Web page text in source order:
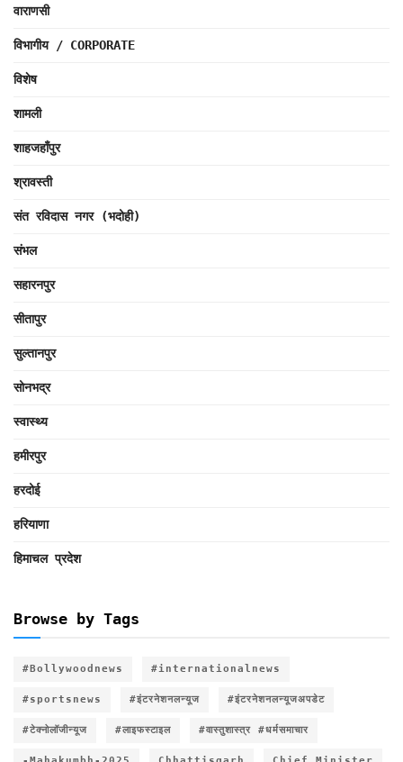
वाराणसी
विभागीय / CORPORATE
विशेष
शामली
शाहजहाँपुर
श्रावस्ती
संत रविदास नगर (भदोही)
संभल
सहारनपुर
सीतापुर
सुल्तानपुर
सोनभद्र
स्वास्थ्य
हमीरपुर
हरदोई
हरियाणा
हिमाचल प्रदेश
Browse by Tags
#Bollywoodnews #internationalnews
#sportsnews #इंटरनेशनलन्यूज #इंटरनेशनलन्यूजअपडेट
#टेक्नोलॉजीन्यूज #लाइफस्टाइल #वास्तुशास्त्र #धर्मसमाचार